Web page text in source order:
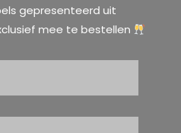
gepresenteerd uit
mee te bestellen